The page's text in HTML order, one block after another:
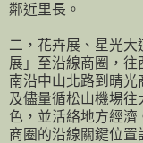
鄰近里長。
二，花卉展、星光
展」至沿線商圈，
南沿中山北路到晴光
及儘量循松山機場
色，並活絡地方經濟
商圈的沿線關鍵位